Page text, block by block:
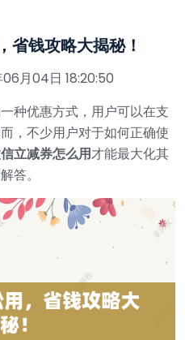
省钱攻略大揭秘！
月04日 18:20:50
种优惠方式，用户可以在支
，不少用户对于如何正确使
立减券怎么用才能最大化其
答。